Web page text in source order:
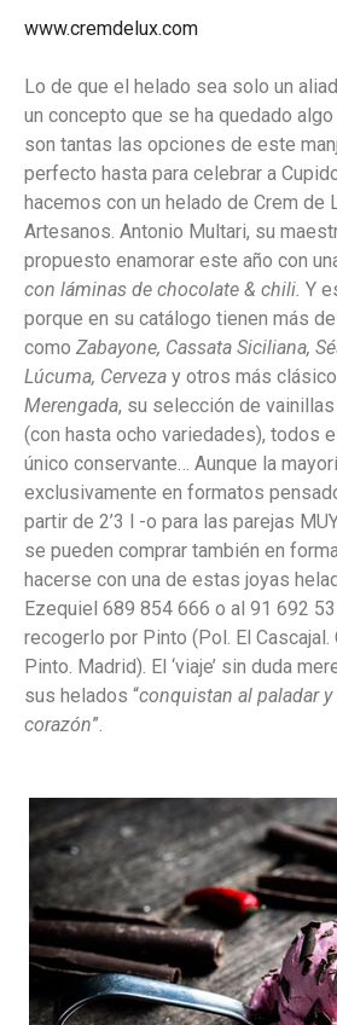
www.cremdelux.com
Lo de que el helado sea solo un
un concepto que se ha quedado
son tantas las opciones de este
perfecto hasta para celebrar a
hacemos con un helado de Crem de
Artesanos. Antonio Multari, su
propuesto enamorar este año con
con láminas de chocolate & chili. Y
porque en su catálogo tienen más
como Zabayone, Cassata Siciliana,
Lúcuma, Cerveza y otros más
Merengada, su selección de
(con hasta ocho variedades), todos
único conservante… Aunque la
exclusivamente en formatos
partir de 2’3 l -o para las parejas
se pueden comprar también en
hacerse con una de estas joyas
Ezequiel 689 854 666 o al 91 692
recogerlo por Pinto (Pol. El Cascajal.
Pinto. Madrid). El ‘viaje’ sin duda
sus helados “conquistan al paladar
corazón”.